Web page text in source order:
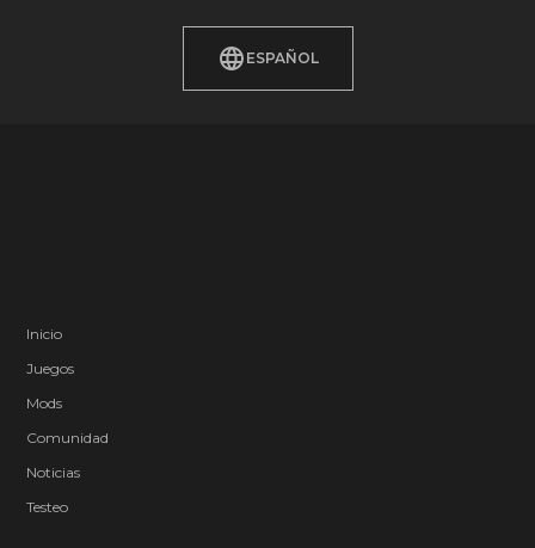
ESPAÑOL
Inicio
Juegos
Mods
Comunidad
Noticias
Testeo